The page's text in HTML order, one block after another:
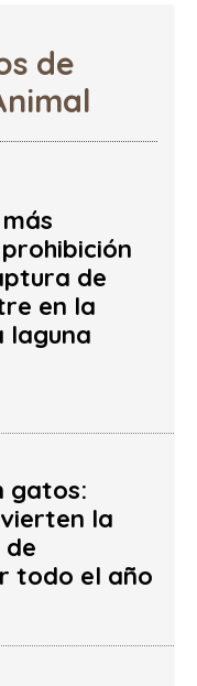
de
de
en la
laguna
gatos:
la
todo el año